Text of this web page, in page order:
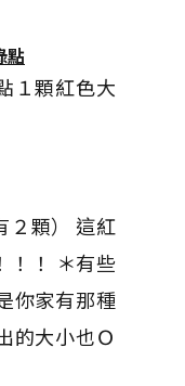
１顆紅色大
２顆） 這紅
！！ ＊有些
你家有那種
的大小也Ｏ